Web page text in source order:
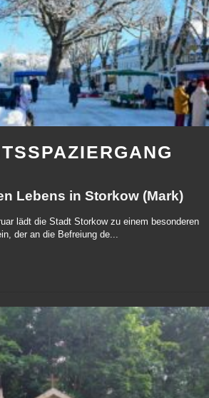
Lebens in Storkow (Mark)
lädt die Stadt Storkow zu einem besonderen
der an die Befreiung de...